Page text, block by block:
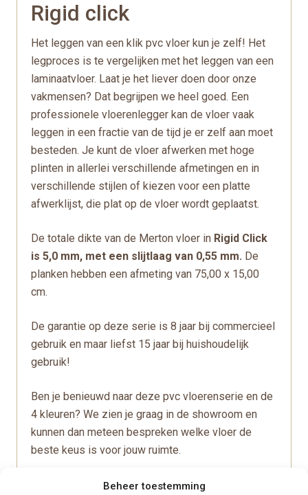
Beheer toestemming
Rigid click
Het leggen van een klik pvc vloer kun je zelf! Het
legproces is te vergelijken met het leggen van een
laminaatvloer. Laat je het liever doen door onze
vakmensen? Dat begrijpen we heel goed. Een
professionele vloerenlegger kan de vloer vaak
leggen in een fractie van de tijd je er zelf aan moet
besteden. Je kunt de vloer afwerken met hoge
plinten in allerlei verschillende afmetingen en in
verschillende stijlen of kiezen voor een platte
afwerklijst, die plat op de vloer wordt geplaatst.
De totale dikte van de Merton vloer in Rigid Click
is 5,0 mm, met een slijtlaag van 0,55 mm. De
planken hebben een afmeting van 75,00 x 15,00
cm.
De garantie op deze serie is 8 jaar bij commercieel
gebruik en maar liefst 15 jaar bij huishoudelijk
gebruik!
Ben je benieuwd naar deze pvc vloerenserie en de
4 kleuren? We zien je graag in de showroom en
kunnen dan meteen bespreken welke vloer de
beste keus is voor jouw ruimte.